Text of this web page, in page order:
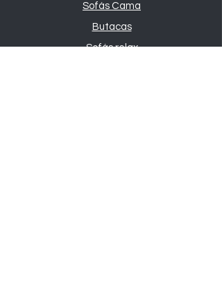
Sofás Cama
Butacas
Sofás relax